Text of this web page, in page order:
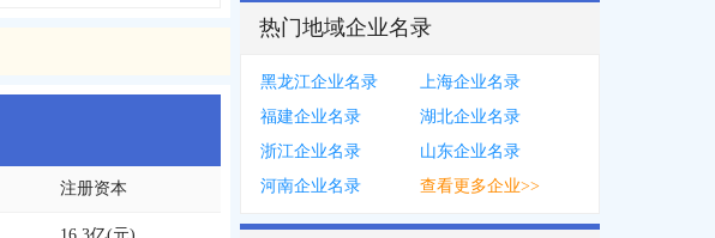
注册资本
热门地域企业名录
黑龙江企业名录
上海企业名录
福建企业名录
湖北企业名录
浙江企业名录
山东企业名录
河南企业名录
查看更多企业>>